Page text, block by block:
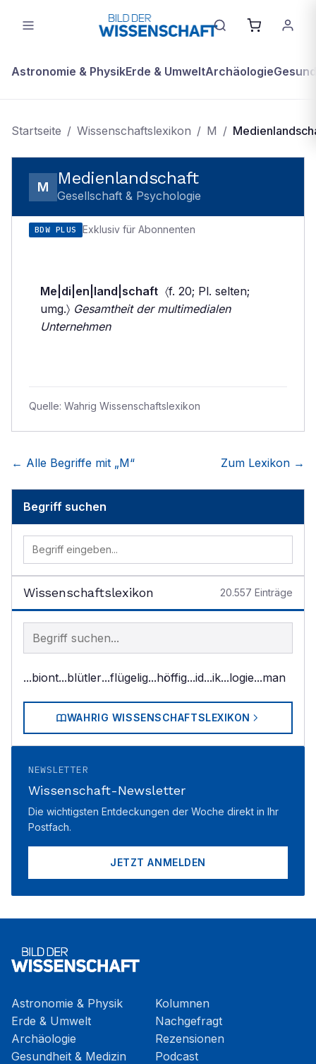
Astronomie & PhysikErde & UmweltArchäologie
Startseite / Wissenschaftslexikon / M /
M Medienlandschaft
Gesellschaft & Psychologie
BDW PLUS Exklusiv für Abonnenten
Me|di|en|land|schaft 〈f. 20; Pl. selten;
umg.〉 Gesamtheit der multimedialen
Unternehmen
Quelle: Wahrig Wissenschaftslexikon
← Alle Begriffe mit „M“ Zum Lexikon →
Begriff suchen
Wissenschaftslexikon 20.557 Einträge
Begriff im Lexikon suchen
...biont...blütler...flügelig...höffig...id...ik...logie...man
WAHRIG WISSENSCHAFTSLEXIKON
NEWSLETTER
Wissenschaft-Newsletter
Die wichtigsten Entdeckungen der Woche direkt in Ihr
Postfach.
JETZT ANMELDEN
Astronomie & Physik
Erde & Umwelt
Archäologie
Gesundheit & Medizin
Kolumnen
Nachgefragt
Rezensionen
Podcast